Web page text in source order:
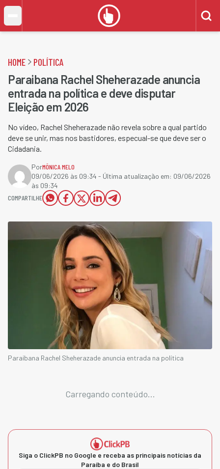
HOME POLÍTICA
Paraibana⁩ Rachel Sheherazade anuncia
entrada na política e deve disputar
Eleição em 2026
No vídeo, Rachel Sheherazade não revela sobre a qual partido
deve se unir, mas nos bastidores, especual-se que deve ser o
Cidadania.
PorMÔNICA MELO
09/06/2026 às 09:34 - Última atualização em: 09/06/2026
às 09:34
COMPARTILHE
Paraibana⁩ Rachel Sheherazade anuncia entrada na política
Carregando conteúdo...
Siga o ClickPB no Google e receba as principais notícias da
Paraíba e do Brasil